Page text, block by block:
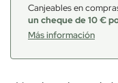
Canjeables en
un cheque de 10 €
Más información